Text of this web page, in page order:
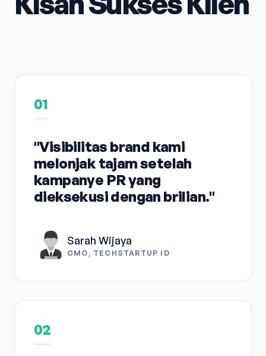
01
"Visibilitas brand kami
melonjak tajam setelah
kampanye PR yang
dieksekusi dengan brilian."
Sarah Wijaya
CMO, TECHSTARTUP ID
02